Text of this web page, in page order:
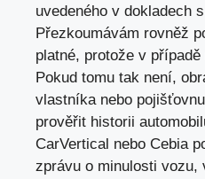
uvedeného v dokladech
Přezkoumávám rovněž
platné, protože v
Pokud tomu tak není,
vlastníka nebo
prověřit historii
CarVertical nebo Cebia
zprávu o minulosti vozu,